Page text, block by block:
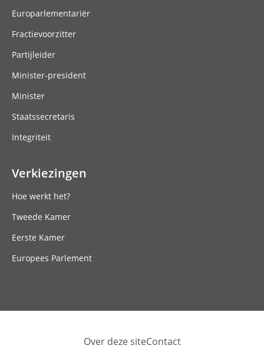
Europarlementariër
Fractievoorzitter
Partijleider
Minister-president
Minister
Staatssecretaris
Integriteit
Verkiezingen
Hoe werkt het?
Tweede Kamer
Eerste Kamer
Europees Parlement
Over deze siteContact